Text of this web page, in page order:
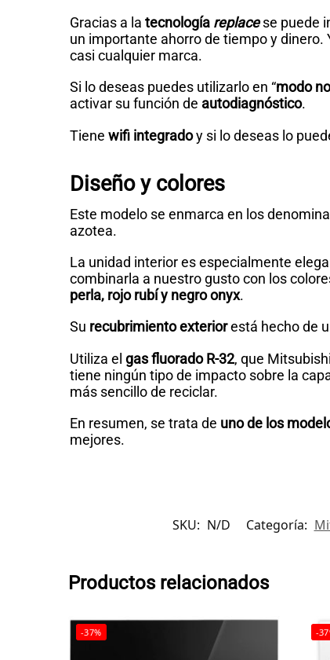
Gracias a la tecnología replacese puede
un importante ahorro de tiempo y dinero.
casi cualquier marca.
Si lo deseas puedes utilizarlo en “modo
activar su función de autodiagnóstico.
Tiene wifi integradoy si lo deseas lo
Diseño y colores
Este modelo se enmarca en los
azotea.
La unidad interior es especialmente
combinarla a nuestro gusto con los
perla, rojo rubí y negro onyx.
Su recubrimiento exteriorestá hecho de
Utiliza el gas fluorado R-32, que
tiene ningún tipo de impacto sobre la
más sencillo de reciclar.
En resumen, se trata de uno de los
mejores.
SKU: N/D Categoría:
Productos relacionados
-37% -